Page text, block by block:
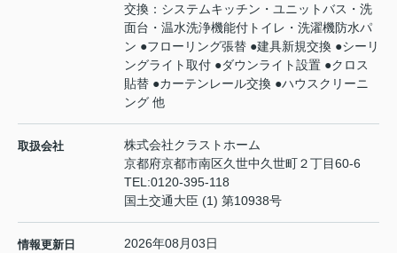
交換：システムキッチン・ユニットバス・洗
面台・温水洗浄機能付トイレ・洗濯機防水パ
ン ●フローリング張替 ●建具新規交換 ●シーリ
ングライト取付 ●ダウンライト設置 ●クロス
貼替 ●カーテンレール交換 ●ハウスクリーニ
ング 他
取扱会社
株式会社クラストホーム
京都府京都市南区久世中久世町２丁目60-6
TEL:0120-395-118
国土交通大臣 (1) 第10938号
情報更新日 2026年08月03日